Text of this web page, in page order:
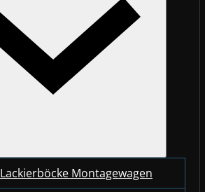
Lackierböcke Montagewagen